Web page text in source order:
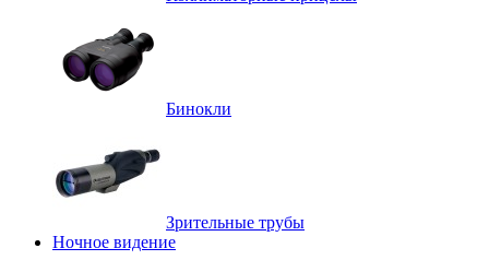
Бинокли
Зрительные трубы
Ночное видение